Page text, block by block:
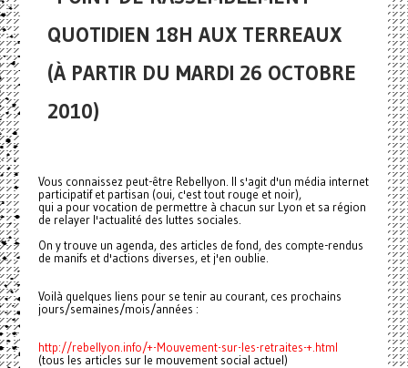
QUOTIDIEN 18H AUX TERREAUX
(À PARTIR DU MARDI 26 OCTOBRE
2010)
Vous connaissez peut-être Rebellyon. Il s'agit d'un média internet
participatif et partisan (oui, c'est tout rouge et noir),
qui a pour vocation de permettre à chacun sur Lyon et sa région
de relayer l'actualité des luttes sociales.
On y trouve un agenda, des articles de fond, des compte-rendus
de manifs et d'actions diverses, et j'en oublie.
Voilà quelques liens pour se tenir au courant, ces prochains
jours/semaines/mois/années :
http://rebellyon.info/+-Mouvement-sur-les-retraites-+.html
(tous les articles sur le mouvement social actuel)